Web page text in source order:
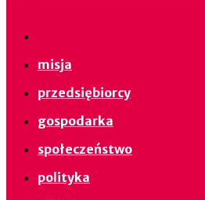
misja
przedsiębiorcy
gospodarka
społeczeństwo
polityka